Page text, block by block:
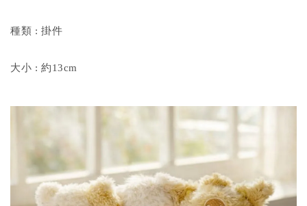
種類 : 掛件
大小 : 約13cm